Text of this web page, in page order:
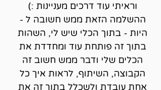
וראיתי עוד דרכים מעניינות :)
ההשלמה הזאת ממש חשובה ל -
היות - בתוך הכלי שיש לי, השהות
בתוך זה פותחת עוד ומחדדת את
הכלים שלי ודבר ממש חשוב זה
הקבוצה, השיתוף, לראות איך כל
אחת עובדת ולשכלל בתוך זה את